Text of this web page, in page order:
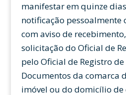
manifestar em quinze
notificação pessoalmente
com aviso de
solicitação do Oficial de
pelo Oficial de Registro
Documentos da comarca
imóvel ou do domicílio de